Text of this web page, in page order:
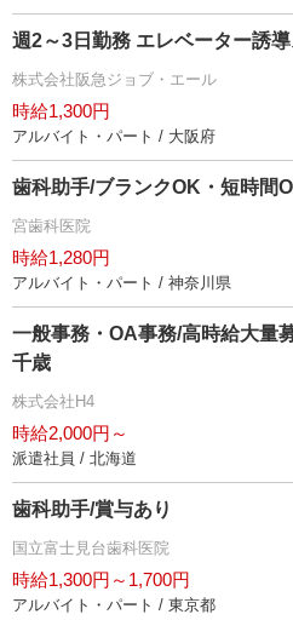
週2～3日勤務 エレベーター誘
株式会社阪急ジョブ・エール
時給1,300円
アルバイト・パート / 大阪府
歯科助手/ブランクOK・短時間
宮歯科医院
時給1,280円
アルバイト・パート / 神奈川県
一般事務・OA事務/高時給大量
千歳
株式会社H4
時給2,000円～
派遣社員 / 北海道
歯科助手/賞与あり
国立富士見台歯科医院
時給1,300円～1,700円
アルバイト・パート / 東京都